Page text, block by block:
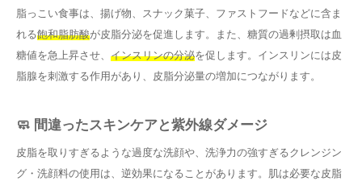
脂っこい食事は、揚げ物、スナック菓子、ファストフードなどに含ま
れる飽和脂肪酸が皮脂分泌を促進します。また、糖質の過剰摂取は血
糖値を急上昇させ、 インスリンの分泌を促します。インスリンには皮
脂腺を刺激する作用があり、皮脂分泌量の増加につながります。
🧼 間違ったスキンケアと紫外線ダメージ
皮脂を取りすぎるような過度な洗顔や、洗浄力の強すぎるクレンジン
グ・洗顔料の使用は、逆効果になることがあります。肌は必要な皮脂